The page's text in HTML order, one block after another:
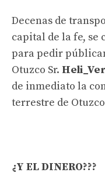
Decenas de
capital de la fe, se
para pedir
Otuzco Sr.
de inmediato la
terrestre de
¿Y EL DINERO???